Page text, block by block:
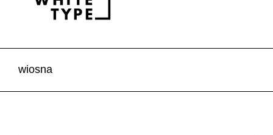
wiosna